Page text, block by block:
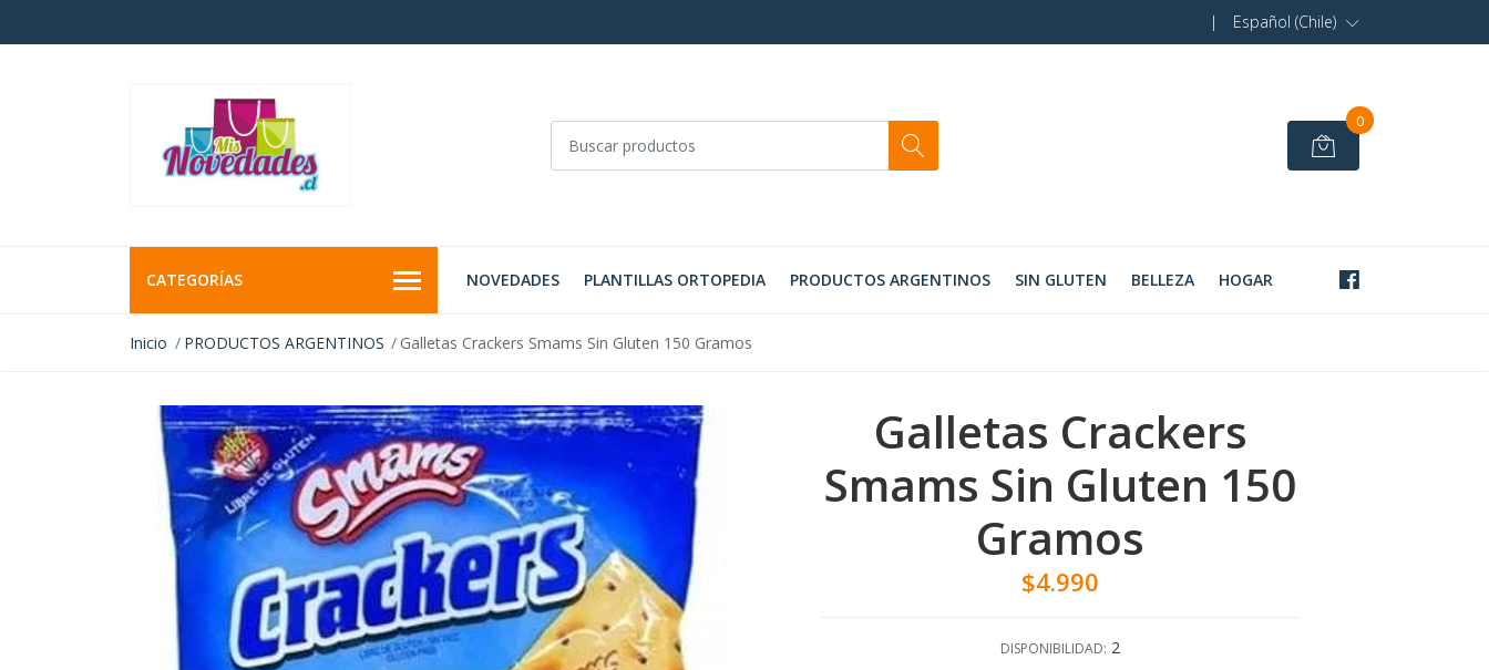
| Español (Chile)
0
CATEGORÍAS NOVEDADES PLANTILLAS ORTOPEDIA PRODUCTOS ARGENTINOS SIN GLUTEN BELLEZA HOGAR
Inicio PRODUCTOS ARGENTINOS Galletas Crackers Smams Sin Gluten 150 Gramos
Galletas Crackers
Smams Sin Gluten 150
Gramos
$4.990
DISPONIBILIDAD: 2